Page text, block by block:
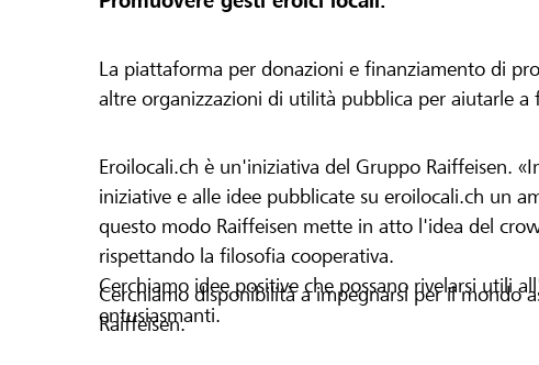
La piattaforma per donazioni e finanziamento di
altre organizzazioni di utilità pubblica per aiutarle
Eroilocali.ch è un'iniziativa del Gruppo Raiffeisen.
iniziative e alle idee pubblicate su eroilocali.ch un
questo modo Raiffeisen mette in atto l'idea del
rispettando la filosofia cooperativa.
Cerchiamo idee positive che possano rivelarsi utili
entusiasmanti.
Cerchiamo disponibilità a impegnarsi per il mondo
Raiffeisen.